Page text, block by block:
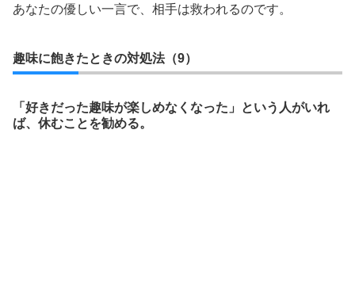
あなたの優しい一言で、相手は救われるのです。
趣味に飽きたときの対処法（9）
「好きだった趣味が楽しめなくなった」という人がいれ
ば、休むことを勧める。